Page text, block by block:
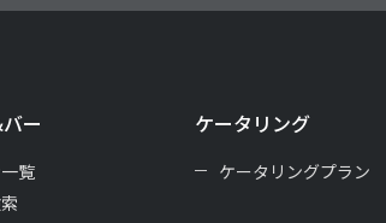
ー
覧
ケータリング
ケータリングプラン